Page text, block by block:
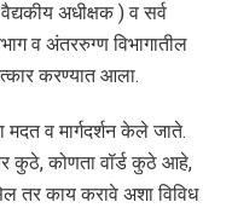
अधीक्षक ) व सर्व
व अंतररुग्ण विभागातील
करण्यात आला.
मदत व मार्गदर्शन केले जाते.
कुठे, कोणता वॉर्ड कुठे आहे,
तर काय करावे अशा विविध